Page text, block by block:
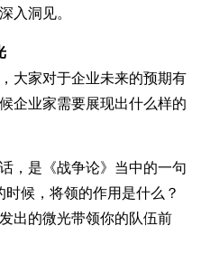
入洞见。
大家对于企业未来的预期有
企业家需要展现出什么样的
，是《战争论》当中的一句
候，将领的作用是什么？
出的微光带领你的队伍前